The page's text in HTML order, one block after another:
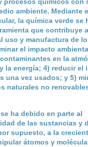
ambiente. Mediante
la química verde se
que contribuye
uso y manufactura de
el impacto
en la
la energía; 4) reducir el
una vez usados; y 5)
naturales no
ha debido en parte al
de las sustancias y
supuesto, a la
átomos y